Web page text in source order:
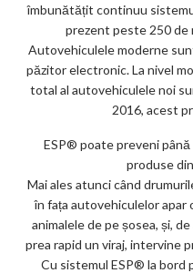
îmbunătățit continuu
prezent peste 250 de
Autovehiculele moderne
păzitor electronic. La nivel
total al autovehiculele noi
2016, acest
ESP® poate preveni
produse
Mai ales atunci când
în fața autovehiculelor
animalele de pe șosea, și,
prea rapid un viraj, intervine
Cu sistemul ESP® la bord